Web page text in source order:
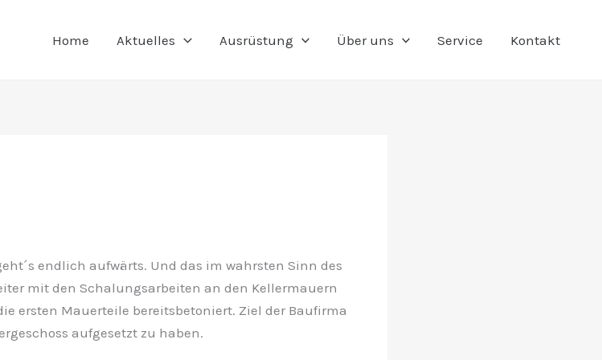
Home Aktuelles Ausrüstung Über uns Service Kontakt
endlich aufwärts. Und das im wahrsten Sinn des
mit den Schalungsarbeiten an den Kellermauern
ersten Mauerteile bereitsbetoniert. Ziel der Baufirma
aufgesetzt zu haben.